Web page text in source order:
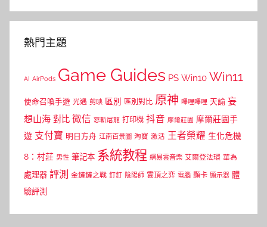
熱門主題
AI AirPods Game Guides PS Win10 Win11
使命召喚手遊 光遇 剪映 區別 區別對比 原神 嗶哩嗶哩 天諭 妄
想山海 對比 微信 怒斬屠龍 打印機 抖音 摩爾莊園 摩爾莊園手
遊 支付寶 明日方舟 江南百景圖 淘寶 激活 王者榮耀 生化危機
8：村莊 男性 筆記本 系統教程 網易雲音樂 艾爾登法環 華為
處理器 評測 金鏟鏟之戰 釘釘 陰陽師 雲頂之弈 電腦 顯卡 顯示器 體
驗評測